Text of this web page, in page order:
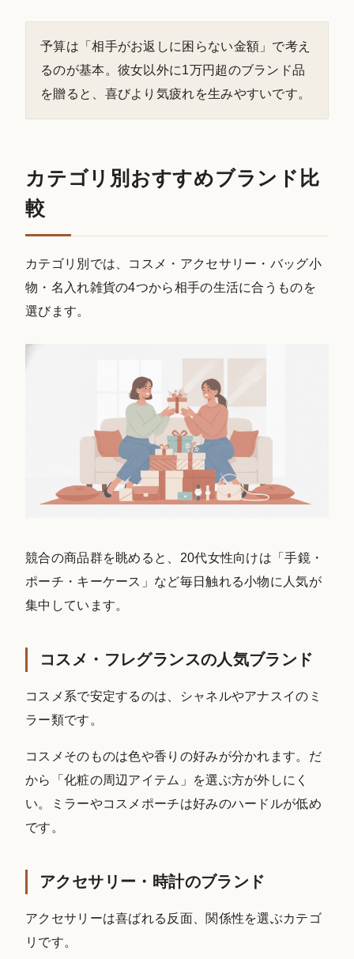
予算は「相手がお返しに困らない金額」で考え
るのが基本。彼女以外に1万円超のブランド品
を贈ると、喜びより気疲れを生みやすいです。
カテゴリ別おすすめブランド比
較
カテゴリ別では、コスメ・アクセサリー・バッグ小
物・名入れ雑貨の4つから相手の生活に合うものを
選びます。
競合の商品群を眺めると、20代女性向けは「手鏡・
ポーチ・キーケース」など毎日触れる小物に人気が
集中しています。
コスメ・フレグランスの人気ブランド
コスメ系で安定するのは、シャネルやアナスイのミ
ラー類です。
コスメそのものは色や香りの好みが分かれます。だ
から「化粧の周辺アイテム」を選ぶ方が外しにく
い。ミラーやコスメポーチは好みのハードルが低め
です。
アクセサリー・時計のブランド
アクセサリーは喜ばれる反面、関係性を選ぶカテゴ
リです。